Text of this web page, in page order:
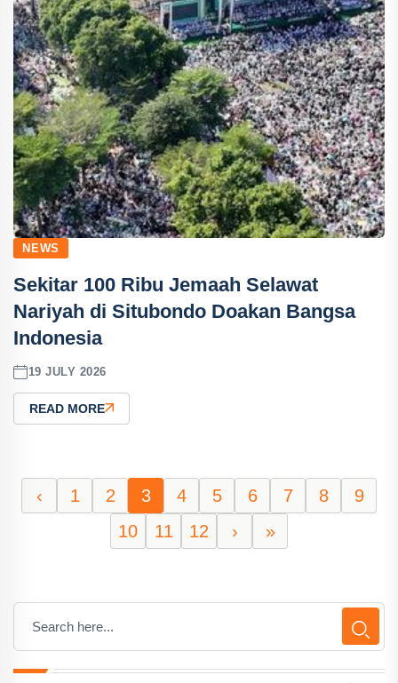
NEWS
Sekitar 100 Ribu Jemaah Selawat
Nariyah di Situbondo Doakan Bangsa
Indonesia
19 JULY 2026
READ MORE
‹ 1 2 3 4 5 6 7 8
9
10
11 12 › »